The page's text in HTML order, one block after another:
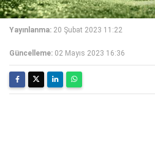
Yayınlanma: 20 Şubat 2023 11:22
Güncelleme: 02 Mayıs 2023 16:36